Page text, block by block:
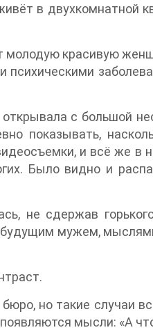
в двухкомнатной
молодую красивую
с большой
показывать,
и всё же в
Было видно и
не сдержав
мужем,
но такие случаи
появляются мысли: «А